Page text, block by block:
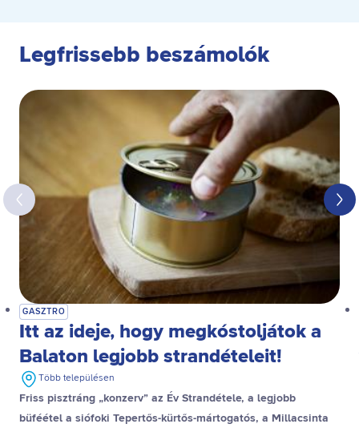
Legfrissebb beszámolók
GASZTRO
Itt az ideje, hogy megkóstoljátok a
Balaton legjobb strandételeit!
Több településen
Friss pisztráng „konzerv” az Év Strandétele, a legjobb
büféétel a siófoki Tepertős-kürtős-mártogatós, a Millacsinta